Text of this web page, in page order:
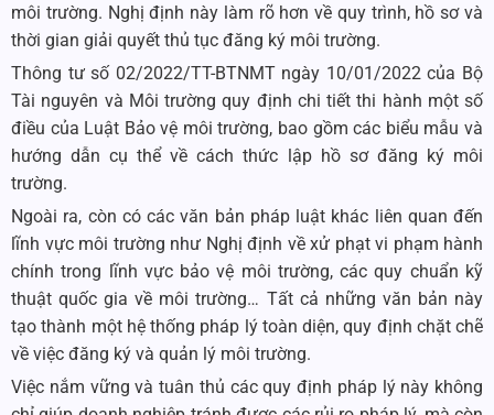
môi trường. Nghị định này làm rõ hơn về quy trình, hồ sơ và
thời gian giải quyết thủ tục đăng ký môi trường.
Thông tư số 02/2022/TT-BTNMT ngày 10/01/2022 của Bộ
Tài nguyên và Môi trường quy định chi tiết thi hành một số
điều của Luật Bảo vệ môi trường, bao gồm các biểu mẫu và
hướng dẫn cụ thể về cách thức lập hồ sơ đăng ký môi
trường.
Ngoài ra, còn có các văn bản pháp luật khác liên quan đến
lĩnh vực môi trường như Nghị định về xử phạt vi phạm hành
chính trong lĩnh vực bảo vệ môi trường, các quy chuẩn kỹ
thuật quốc gia về môi trường… Tất cả những văn bản này
tạo thành một hệ thống pháp lý toàn diện, quy định chặt chẽ
về việc đăng ký và quản lý môi trường.
Việc nắm vững và tuân thủ các quy định pháp lý này không